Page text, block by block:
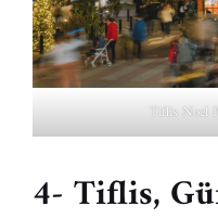
Tiflis Noel
4- Tiflis,